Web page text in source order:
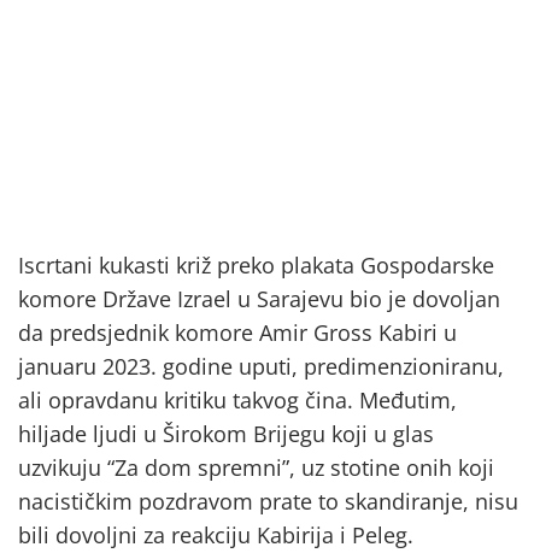
Iscrtani kukasti križ preko plakata Gospodarske
komore Države Izrael u Sarajevu bio je dovoljan
da predsjednik komore Amir Gross Kabiri u
januaru 2023. godine uputi, predimenzioniranu,
ali opravdanu kritiku takvog čina. Međutim,
hiljade ljudi u Širokom Brijegu koji u glas
uzvikuju “Za dom spremni”, uz stotine onih koji
nacističkim pozdravom prate to skandiranje, nisu
bili dovoljni za reakciju Kabirija i Peleg.